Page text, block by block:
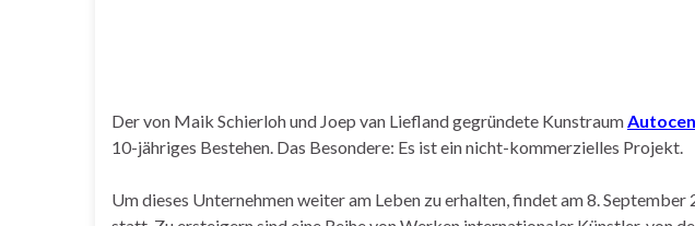
Der von Maik Schierloh und Joep van Liefland gegründete Kunstraum
10-jähriges Bestehen. Das Besondere: Es ist ein nicht-kommerzielles Projekt.
Um dieses Unternehmen weiter am Leben zu erhalten, findet am 8.